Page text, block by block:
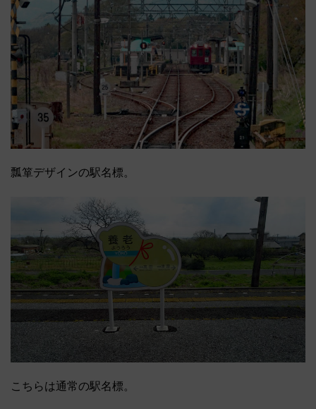
瓢箪デザインの駅名標。
こちらは通常の駅名標。